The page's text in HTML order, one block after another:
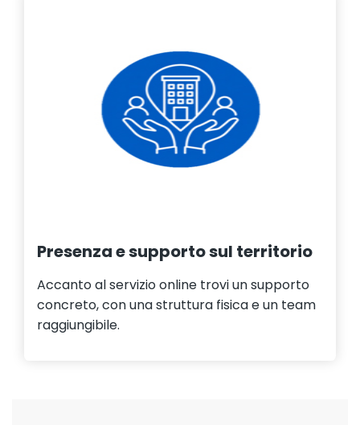
Presenza e supporto sul territorio
Accanto al servizio online trovi un supporto
concreto, con una struttura fisica e un team
raggiungibile.